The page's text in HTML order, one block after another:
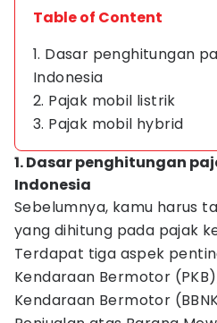
Table of Content
1. Dasar penghitungan
Indonesia
2. Pajak mobil listrik
3. Pajak mobil hybrid
1. Dasar penghitungan
Indonesia
Sebelumnya, kamu harus
yang dihitung pada pajak
Terdapat tiga aspek
Kendaraan Bermotor
Kendaraan Bermotor